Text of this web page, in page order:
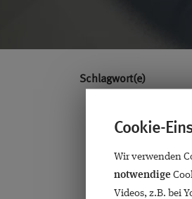
Schlagwort(e)
Cookie-
Wir verwenden
notwendige
Videos, z.B. bei